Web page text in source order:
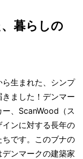
暮らしの
生まれた、シンプ
ました！デンマー
、ScanWood（ス
ンに対する長年の
です。このブナの
ンマークの建築家